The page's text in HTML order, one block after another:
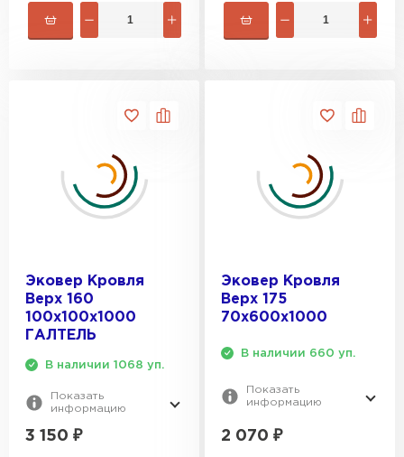
Эковер Кровля
Верх 160
100х100х1000
ГАЛТЕЛЬ
В наличии 1068 уп.
Показать
информацию
3 150 ₽
Эковер Кровля
Верх 175
70х600х1000
В наличии 660 уп.
Показать
информацию
2 070 ₽